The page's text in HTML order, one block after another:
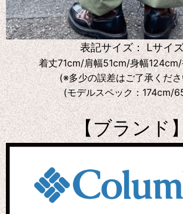
表記サイズ： Lサイ
着丈71cm/肩幅51cm/身幅
(※多少の誤差はご了承くだ
(モデルスペック：174cm/
【ブランド